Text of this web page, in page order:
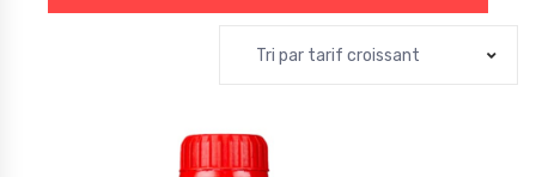
Tri par tarif croissant